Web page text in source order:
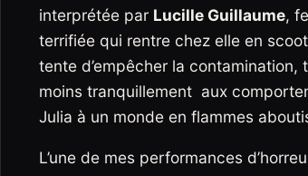
interprétée par Lucille Guillaume,
terrifiée qui rentre chez elle en
tente d’empêcher la
moins tranquillement aux
Julia à un monde en flammes
L’une de mes performances